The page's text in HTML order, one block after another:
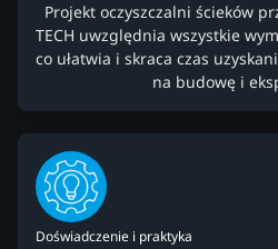
Projekt oczyszczalni ścieków
TECH uwzględnia wszystkie
co ułatwia i skraca czas
na budowę i
Doświadczenie i praktyka